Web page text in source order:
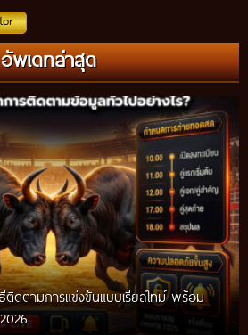
อัพเดทล่าสุด
ติดตามการแข่งขันแบบเรียลไทม์ พร้อม